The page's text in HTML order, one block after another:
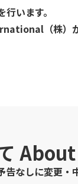
います。
（株）
なしに変更・